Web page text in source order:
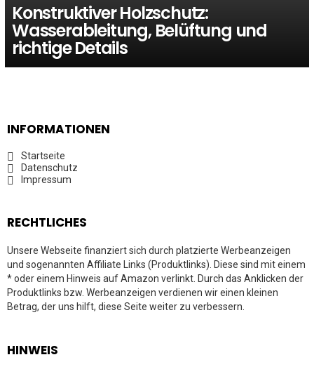
Konstruktiver Holzschutz:
Wasserableitung, Belüftung und
richtige Details
INFORMATIONEN
Startseite
Datenschutz
Impressum
RECHTLICHES
Unsere Webseite finanziert sich durch platzierte Werbeanzeigen
und sogenannten Affiliate Links (Produktlinks). Diese sind mit einem
* oder einem Hinweis auf Amazon verlinkt. Durch das Anklicken der
Produktlinks bzw. Werbeanzeigen verdienen wir einen kleinen
Betrag, der uns hilft, diese Seite weiter zu verbessern.
HINWEIS